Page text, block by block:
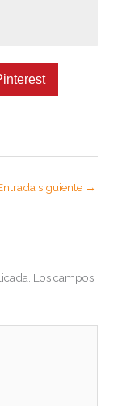
siguiente →
Los campos